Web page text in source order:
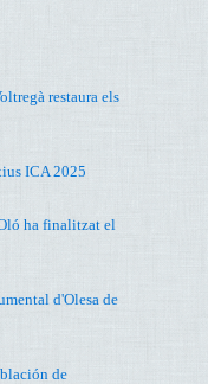
restaura els
ICA 2025
ha finalitzat el
d'Olesa de
de